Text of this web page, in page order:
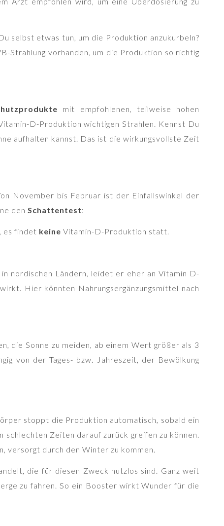
selbst etwas tun, um die Produktion anzukurbeln?
Strahlung vorhanden, um die Produktion so richtig
mit empfohlenen, teilweise hohen
D-Produktion wichtigen Strahlen. Kennst Du
aufhalten kannst. Das ist die wirkungsvollste Zeit
November bis Februar ist der Einfallswinkel der
den Schattentest:
es findet keine Vitamin-D-Produktion statt.
nordischen Ländern, leidet er eher an Vitamin D-
Hier könnten Nahrungsergänzungsmittel nach
die Sonne zu meiden, ab einem Wert größer als 3
von der Tages- bzw. Jahreszeit, der Bewölkung
stoppt die Produktion automatisch, sobald ein
Zeiten darauf zurück greifen zu können.
versorgt durch den Winter zu kommen.
die für diesen Zweck nutzlos sind. Ganz weit
zu fahren. So ein Booster wirkt Wunder für die